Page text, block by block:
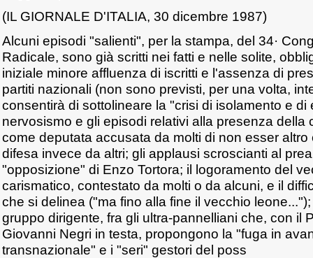
(IL GIORNALE D'ITALIA, 30 dicembre 1987)
Alcuni episodi "salienti", per la stampa, del 34·
Radicale, sono già scritti nei fatti e nelle solite,
iniziale minore affluenza di iscritti e l'assenza di
partiti nazionali (non sono previsti, per una volta,
consentirà di sottolineare la "crisi di isolamento e di
nervosismo e gli episodi relativi alla presenza della
come deputata accusata da molti di non esser
difesa invece da altri; gli applausi scroscianti al
"opposizione" di Enzo Tortora; il logoramento del
carismatico, contestato da molti o da alcuni, e il
che si delinea ("ma fino alla fine il vecchio
gruppo dirigente, fra gli ultra-pannelliani che, con il
Giovanni Negri in testa, propongono la "fuga in
transnazionale" e i "seri" gestori del poss